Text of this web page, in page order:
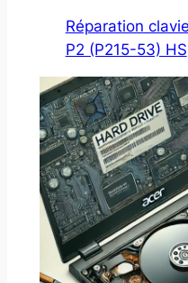
Réparation
P2 (P215-53) HS